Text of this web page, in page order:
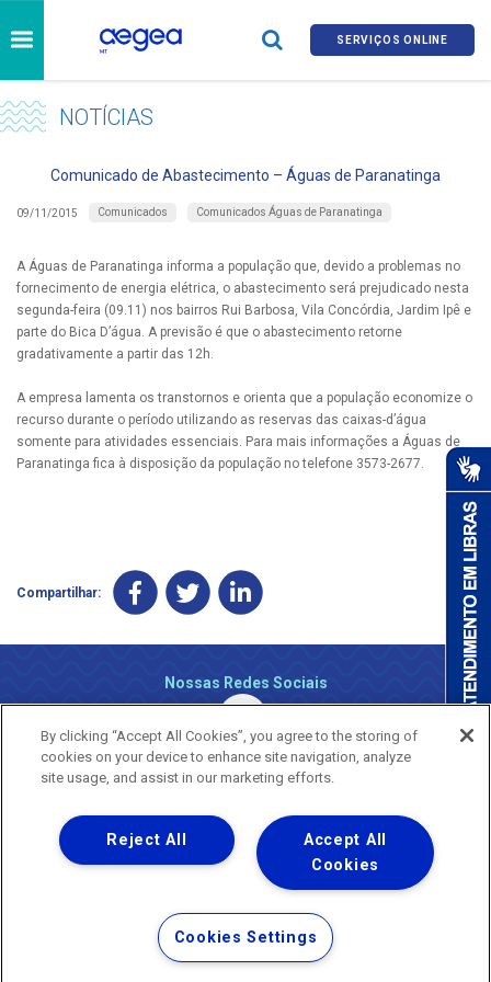
SERVIÇOS ONLINE
NOTÍCIAS
Comunicado de Abastecimento – Águas de Paranatinga
09/11/2015 Comunicados Comunicados Águas de Paranatinga
A Águas de Paranatinga informa a população que, devido a problemas no
fornecimento de energia elétrica, o abastecimento será prejudicado nesta
segunda-feira (09.11) nos bairros Rui Barbosa, Vila Concórdia, Jardim Ipê e
parte do Bica D’água. A previsão é que o abastecimento retorne
gradativamente a partir das 12h.
A empresa lamenta os transtornos e orienta que a população economize o
recurso durante o período utilizando as reservas das caixas-d’água
somente para atividades essenciais. Para mais informações a Águas de
Paranatinga fica à disposição da população no telefone 3573-2677.
Compartilhar:
Nossas Redes Sociais
Uma empresa
Copyright ® 2026 - Todos os Direitos Reservados.
Nossa natureza movimenta a vida
Termos Gerais de Uso de Sites e Aplicativos
Política de Privacidade e Proteção de Dados
By clicking “Accept All Cookies”, you agree to the storing of
cookies on your device to enhance site navigation, analyze
site usage, and assist in our marketing efforts.
Accept All
Cookies
Reject All
Cookies Settings